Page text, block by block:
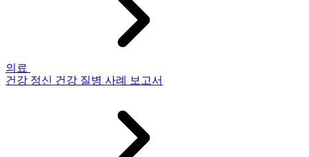
의료
건강 정신 건강 질병 사례 보고서